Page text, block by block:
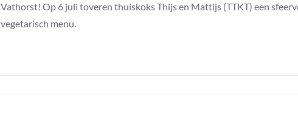
Vathorst! Op 6 juli toveren thuiskoks Thijs en Mattijs (TTKT) een
vegetarisch menu.